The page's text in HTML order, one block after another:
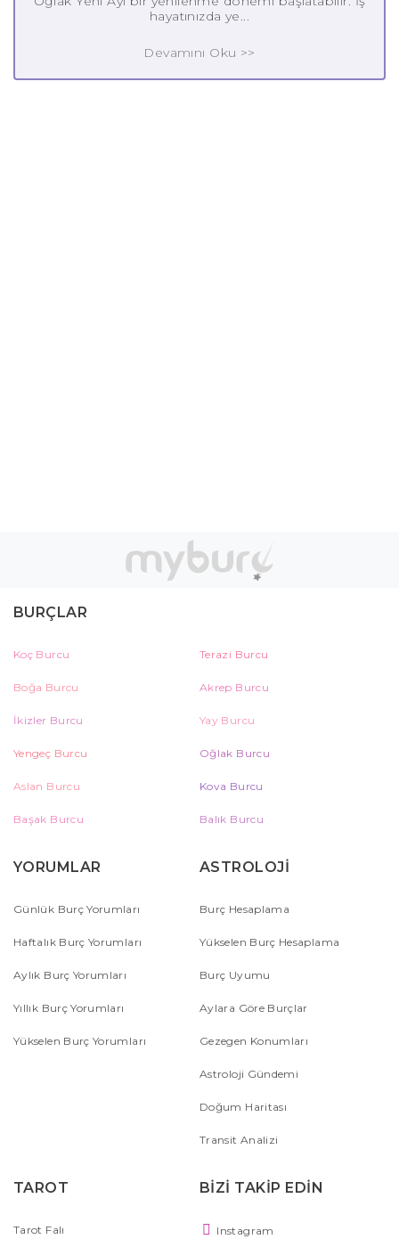
hayatınızda ye...
Devamını Oku >>
BURÇLAR
Koç Burcu Terazi Burcu
Boğa Burcu Akrep Burcu
İkizler Burcu Yay Burcu
Yengeç Burcu Oğlak Burcu
Aslan Burcu Kova Burcu
Başak Burcu Balık Burcu
YORUMLAR
Günlük Burç Yorumları
Haftalık Burç Yorumları
Aylık Burç Yorumları
Yıllık Burç Yorumları
Yükselen Burç Yorumları
ASTROLOJİ
Burç Hesaplama
Yükselen Burç Hesaplama
Burç Uyumu
Aylara Göre Burçlar
Gezegen Konumları
Astroloji Gündemi
Doğum Haritası
Transit Analizi
TAROT
Tarot Falı
BİZİ TAKİP EDİN
Instagram